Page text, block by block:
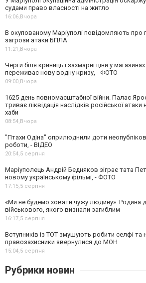
судами право власності на житло
16:06,Вчора
В окупованому Маріуполі повідомляють про
загрози атаки БПЛА
11:21,Вчора
Черги біля криниць і захмарні ціни у
переживає нову водну кризу, - ФОТО
09:00,Вчора
1625 день повномасштабної війни. Палає
триває ліквідація наслідків російської атаки
хаби
08:54,Вчора
"Птахи Одіна" оприлюднили доти
роботи, - ВІДЕО
20:54,5 серпня
Маріуполець Андрій Бєдняков зіграє тата
новому українському фільмі, - ФОТО
17:15,5 серпня
«Ми не будемо ховати чужу людину». Родина
військового, якого визнали загиблим
16:17,5 серпня
Вступників із ТОТ змушують робити селфі та
правозахисники звернулися до МОН
15:04,5 серпня
Рубрики новин